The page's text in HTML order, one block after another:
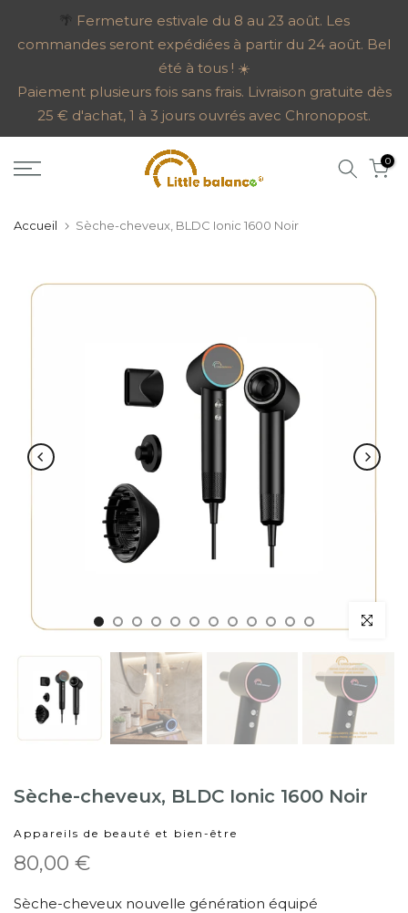
au
🌴 Fermeture estivale du 8 au 23 août. Les
commandes seront expédiées à partir du 24 août. Bel
été à tous ! ☀️
Paiement plusieurs fois sans frais. Livraison gratuite dès
25 € d'achat, 1 à 3 jours ouvrés avec Chronopost.
0
Accueil Sèche-cheveux, BLDC Ionic 1600 Noir
Sèche-cheveux, BLDC Ionic 1600 Noir
Appareils de beauté et bien-être
80,00 €
Sèche-cheveux nouvelle génération équipé